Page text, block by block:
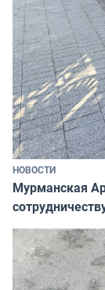
НОВОСТИ
Мурманская